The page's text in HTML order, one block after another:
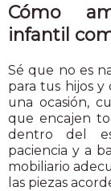
Cómo
infantil
Sé que no es
para tus hijos y
una ocasión,
que encajen
dentro del
paciencia y a
mobiliario
las piezas